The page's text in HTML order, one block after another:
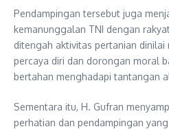
Pendampingan tersebut juga
kemanunggalan TNI dengan
ditengah aktivitas pertanian dinilai
percaya diri dan dorongan moral
bertahan menghadapi tantangan
Sementara itu, H. Gufran
perhatian dan pendampingan